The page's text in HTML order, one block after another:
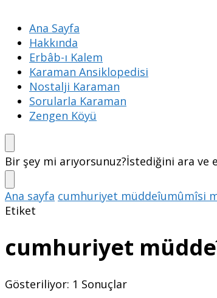
Ana Sayfa
Hakkında
Erbâb-ı Kalem
Karaman Ansiklopedisi
Nostalji Karaman
Sorularla Karaman
Zengen Köyü
Bir şey mi arıyorsunuz?İstediğini ara ve
Ana sayfa cumhuriyet müddeîumûmîsi
Etiket
cumhuriyet
Gösteriliyor: 1 Sonuçlar